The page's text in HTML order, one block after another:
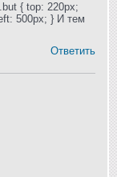
{ top: 220px;
500px; } И тем
Ответить